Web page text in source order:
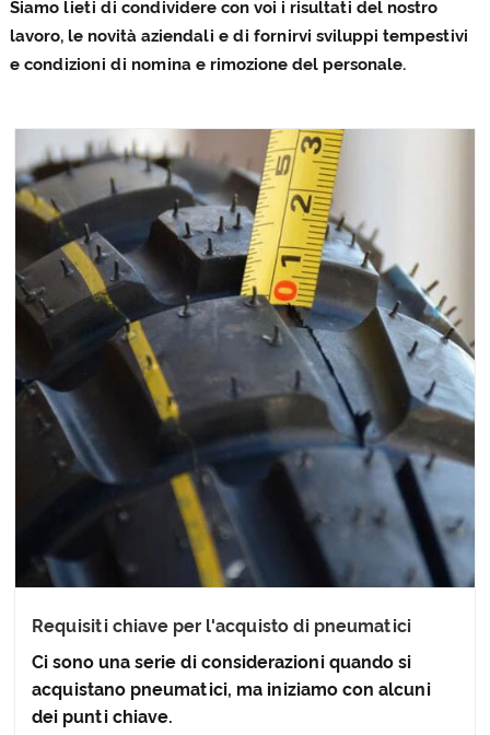
Siamo lieti di condividere con voi i risultati del nostro
lavoro, le novità aziendali e di fornirvi sviluppi tempestivi
e condizioni di nomina e rimozione del personale.
Requisiti chiave per l'acquisto di pneumatici
Ci sono una serie di considerazioni quando si
acquistano pneumatici, ma iniziamo con alcuni
dei punti chiave.